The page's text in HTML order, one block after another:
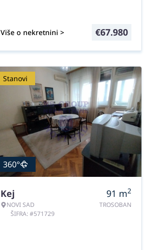
Više o nekretnini > €67.980
Stanovi
360°
Kej
NOVI SAD
ŠIFRA: #571729
91 m2
TROSOBAN